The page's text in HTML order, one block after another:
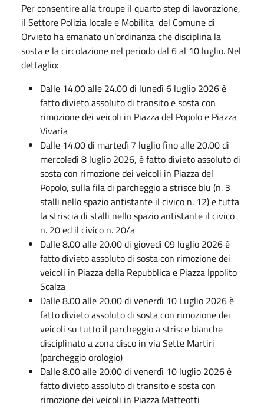
Per consentire alla troupe il quarto step di lavorazione,
il Settore Polizia locale e Mobilita del Comune di
Orvieto ha emanato un’ordinanza che disciplina la
sosta e la circolazione nel periodo dal 6 al 10 luglio. Nel
dettaglio:
Dalle 14.00 alle 24.00 di lunedì 6 luglio 2026 è
fatto divieto assoluto di transito e sosta con
rimozione dei veicoli in Piazza del Popolo e Piazza
Vivaria
Dalle 14.00 di martedì 7 luglio fino alle 20.00 di
mercoledì 8 luglio 2026, è fatto divieto assoluto di
sosta con rimozione dei veicoli in Piazza del
Popolo, sulla fila di parcheggio a strisce blu (n. 3
stalli nellospazio antistante il civico n. 12) e tutta
la striscia di stalli nello spazio antistante il civico
n. 20 ed il civico n. 20/a
Dalle 8.00 alle 20.00 di giovedì 09 luglio 2026 è
fatto divieto assoluto di sosta con rimozione dei
veicoli in Piazza della Repubblica e Piazza Ippolito
Scalza
Dalle 8.00 alle 20.00 di venerdì 10 Luglio 2026 è
fatto divieto assoluto di sosta con rimozione dei
veicoli su tutto il parcheggio a strisce bianche
disciplinato a zona disco in via Sette Martiri
(parcheggio orologio)
Dalle 8.00 alle 20.00 di venerdì 10 luglio 2026 è
fatto divieto assoluto di transito e sosta con
rimozione dei veicoli in Piazza Matteotti